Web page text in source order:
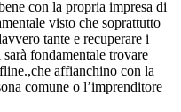
con la propria impresa di
visto che soprattutto
tante e recuperare i
fondamentale trovare
affianchino con la
comune o l’imprenditore